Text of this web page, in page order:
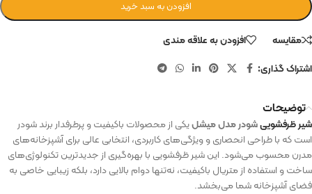
افزودن به سبد خرید
مقایسه
افزودن به علاقه مندی
اشتراک گذاری:
توضیحات
شیر ظرفشوییشودر مدل میشلیکی از محصولات باکیفیت و پرطرفدار برند شودر
است که با طراحی انحصاری و ویژگی‌های کاربردی، انتخابی عالی برای آشپزخانه‌های
مدرن محسوب می‌شود. این شیر ظرفشویی با بهره‌گیری از جدیدترین تکنولوژی‌های
ساخت و استفاده از متریال باکیفیت، نه‌تنها دوام بالایی دارد، بلکه زیبایی خاصی به
فضای آشپزخانه شما می‌بخشد.